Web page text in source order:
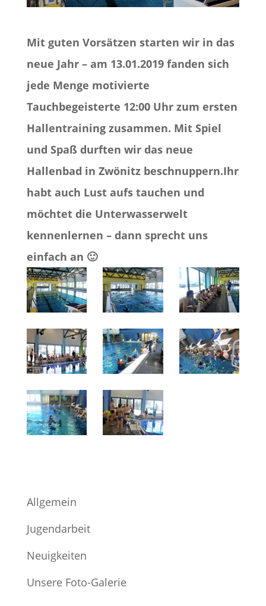
Mit guten Vorsätzen starten wir in das
neue Jahr – am 13.01.2019 fanden sich
jede Menge motivierte
Tauchbegeisterte 12:00 Uhr zum ersten
Hallentraining zusammen. Mit Spiel
und Spaß durften wir das neue
Hallenbad in Zwönitz beschnuppern.Ihr
habt auch Lust aufs tauchen und
möchtet die Unterwasserwelt
kennenlernen – dann sprecht uns
einfach an 🙂
Allgemein
Jugendarbeit
Neuigkeiten
Unsere Foto-Galerie